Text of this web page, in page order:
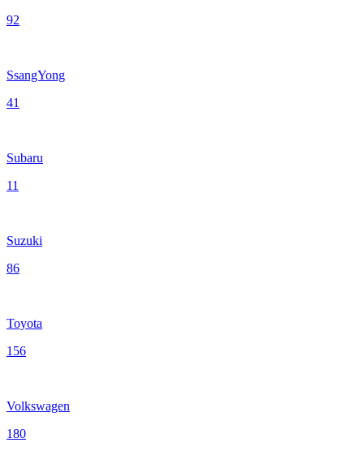
92
SsangYong
41
Subaru
11
Suzuki
86
Toyota
156
Volkswagen
180